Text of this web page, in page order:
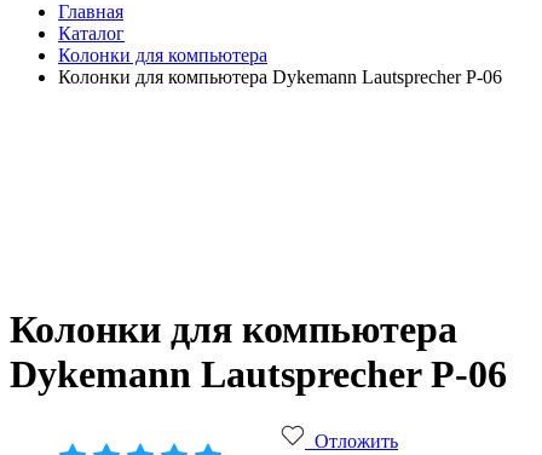
Главная
Каталог
Колонки для компьютера
Колонки для компьютера Dykemann Lautsprecher P-06
Колонки для компьютера
Dykemann Lautsprecher P-06
Отложить